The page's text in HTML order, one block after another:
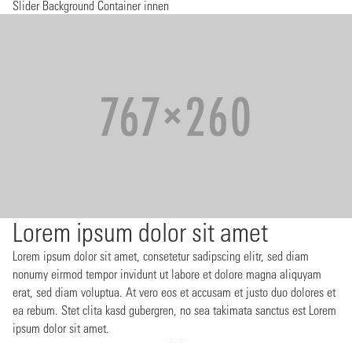
Slider Background Container innen
Lorem ipsum dolor sit amet
Lorem ipsum dolor sit amet, consetetur sadipscing elitr, sed diam
nonumy eirmod tempor invidunt ut labore et dolore magna aliquyam
erat, sed diam voluptua. At vero eos et accusam et justo duo dolores et
ea rebum. Stet clita kasd gubergren, no sea takimata sanctus est Lorem
ipsum dolor sit amet.